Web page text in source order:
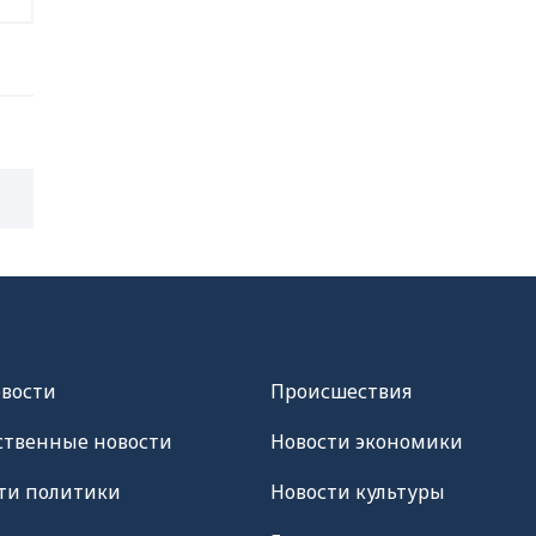
новости
политики
Происшествия
Новости экономики
Новости культуры